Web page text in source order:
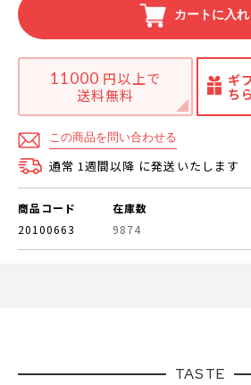
カートに入れ
11000 円以上で
送料無料
ギ
ちら
この商品を問い合わせる
通常 1週間以降 に発送いたします
商品コード
20100663
在庫数
9874
TASTE